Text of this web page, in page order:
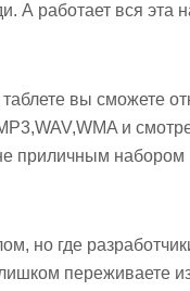
А работает вся эта
вы сможете
и
приличным набором
но где
переживаете